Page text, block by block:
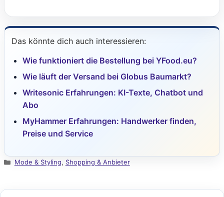
Das könnte dich auch interessieren:
Wie funktioniert die Bestellung bei YFood.eu?
Wie läuft der Versand bei Globus Baumarkt?
Writesonic Erfahrungen: KI-Texte, Chatbot und
Abo
MyHammer Erfahrungen: Handwerker finden,
Preise und Service
Kategorien
Mode & Styling, Shopping & Anbieter